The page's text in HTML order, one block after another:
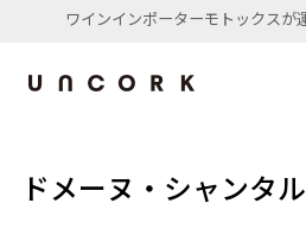
ワインインポーターモトックスが
ドメーヌ・シャンタ